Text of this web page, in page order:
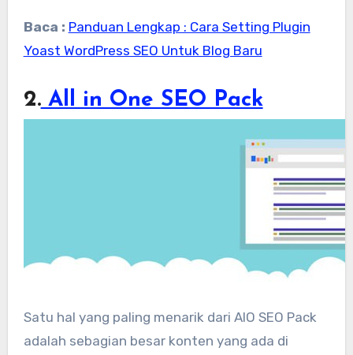
Baca : Panduan Lengkap : Cara Setting Plugin
Yoast WordPress SEO Untuk Blog Baru
2.All in One SEO Pack
Satu hal yang paling menarik dari AIO SEO Pack
adalah sebagian besar konten yang ada di